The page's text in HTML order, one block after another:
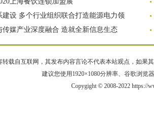
设 多个行业组织联合打造能源电力领
传媒产业深度融合 造就全新信息生态
转载自互联网，其发布内容言论不代表本站观点，如果
建议您使用1920×1080分辨率、谷歌浏览
Copygight © 2008-2022 https://